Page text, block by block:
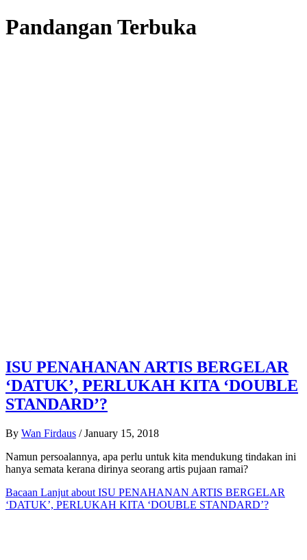
Pandangan Terbuka
ISU PENAHANAN ARTIS BERGELAR
‘DATUK’, PERLUKAH KITA ‘DOUBLE
STANDARD’?
By Wan Firdaus / January 15, 2018
Namun persoalannya, apa perlu untuk kita mendukung tindakan ini
hanya semata kerana dirinya seorang artis pujaan ramai?
Bacaan Lanjut about ISU PENAHANAN ARTIS BERGELAR
‘DATUK’, PERLUKAH KITA ‘DOUBLE STANDARD’?